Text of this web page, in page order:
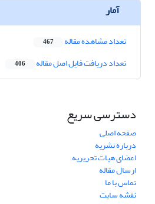
آمار
تعداد مشاهده مقاله 467
تعداد دریافت فایل اصل مقاله 406
دسترسی سریع
صفحه اصلی
درباره نشریه
اعضای هیات تحریریه
ارسال مقاله
تماس با ما
نقشه سایت